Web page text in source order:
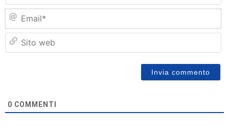
0 COMMENTI